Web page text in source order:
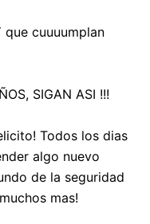
que cuuuumplan
SIGAN ASI !!!
Todos los dias
algo nuevo
de la seguridad
mas!